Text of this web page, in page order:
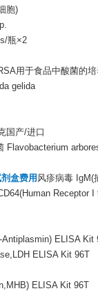
胞)
瓶×2
用于食品中酸菌的培
gelida
国产/进口
Flavobacterium
盒费用 风疹病毒 IgM(
ELISA Kit
ELISA Kit 96T
ELISA Kit 96T